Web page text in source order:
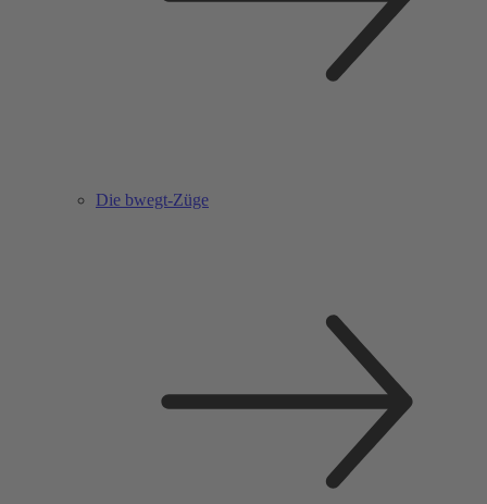
Die bwegt-Züge